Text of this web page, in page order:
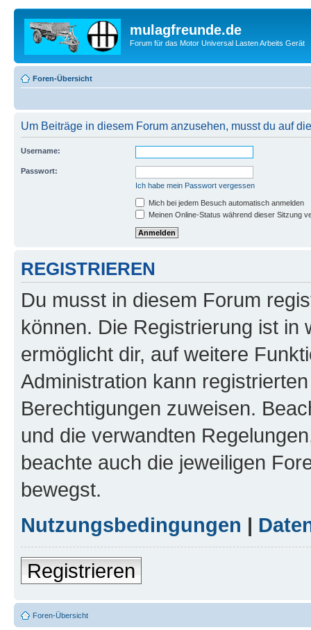
mulagfreunde.de
Forum für das Motor Universal Lasten Arbeits Gerät
Foren-Übersicht
Um Beiträge in diesem Forum anzusehen, musst du auf
Username:
Passwort:
Ich habe mein Passwort vergessen
Mich bei jedem Besuch automatisch anmelden
Meinen Online-Status während dieser Sitzung
REGISTRIEREN
Du musst in diesem Forum
können. Die Registrierung ist in
ermöglicht dir, auf weitere
Administration kann
Berechtigungen zuweisen.
und die verwandten
beachte auch die jeweiligen
bewegst.
Nutzungsbedingungen |
Registrieren
Foren-Übersicht